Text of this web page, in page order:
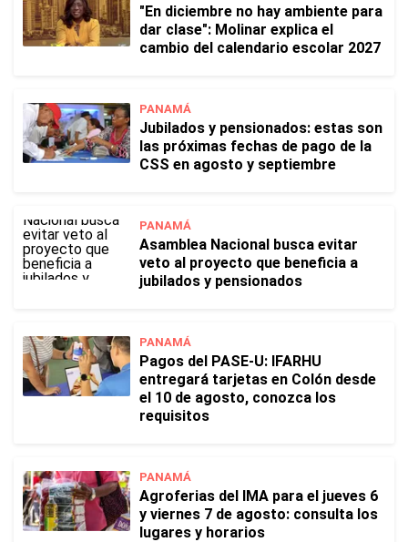
"En diciembre no hay ambiente para
dar clase": Molinar explica el
cambio del calendario escolar 2027
PANAMÁ
Jubilados y pensionados: estas son
las próximas fechas de pago de la
CSS en agosto y septiembre
PANAMÁ
Asamblea Nacional busca evitar
veto al proyecto que beneficia a
jubilados y pensionados
PANAMÁ
Pagos del PASE-U: IFARHU
entregará tarjetas en Colón desde
el 10 de agosto, conozca los
requisitos
PANAMÁ
Agroferias del IMA para el jueves 6
y viernes 7 de agosto: consulta los
lugares y horarios